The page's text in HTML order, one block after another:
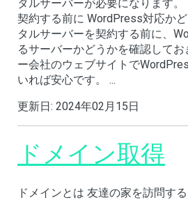
タルサーバーが必要になります
契約する前に WordPress対応か
タルサーバーを契約する前に、
るサーバーかどうかを確認して
ー会社のウェブサイトで
いれば安心です。 ...
更新日: 2024年02月15日
ドメイン取得
ドメインとは 友達の家を訪問す